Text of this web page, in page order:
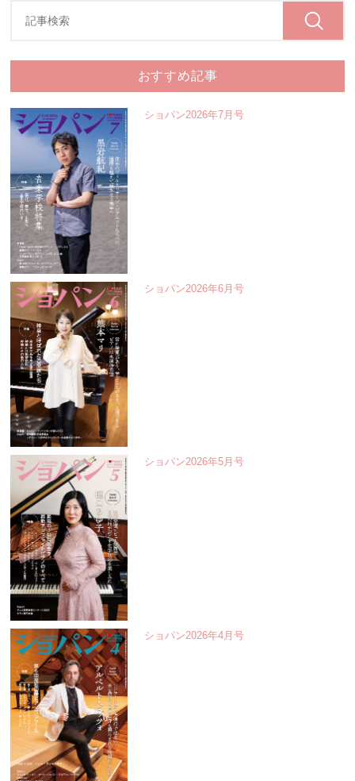
おすすめ記事
ショパン2026年7月号
ショパン2026年6月号
ショパン2026年5月号
ショパン2026年4月号